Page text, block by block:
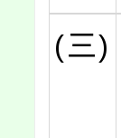
(三)